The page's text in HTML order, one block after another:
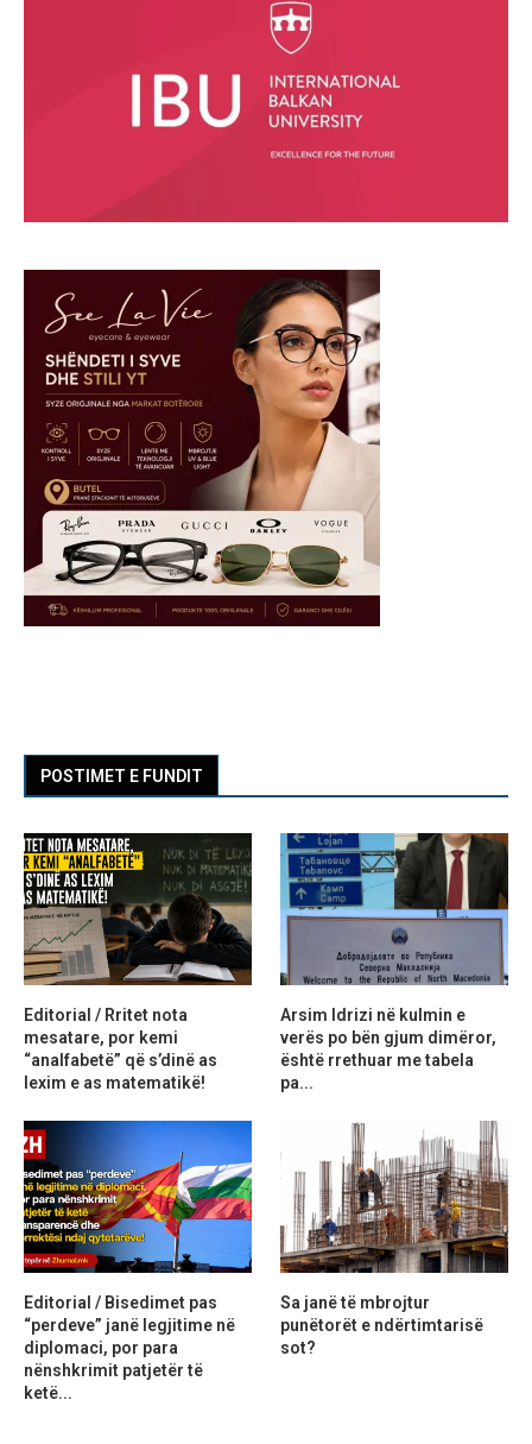
POSTIMET E FUNDIT
Editorial / Rritet nota
mesatare, por kemi
“analfabetë” që s’dinë as
lexim e as matematikë!
Arsim Idrizi në kulmin e
verës po bën gjum dimëror,
është rrethuar me tabela
pa...
Editorial / Bisedimet pas
“perdeve” janë legjitime në
diplomaci, por para
nënshkrimit patjetër të
ketë...
Sa janë të mbrojtur
punëtorët e ndërtimtarisë
sot?